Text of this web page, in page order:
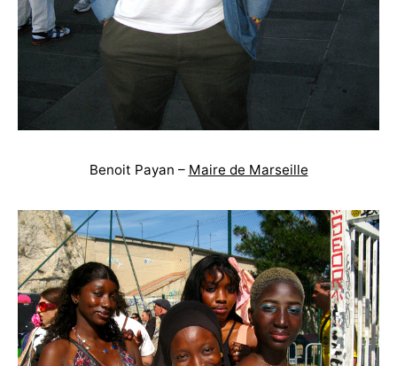
Benoit Payan – Maire de Marseille